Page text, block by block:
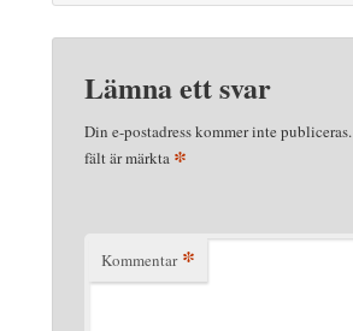
Lämna ett svar
Din e-postadress kommer inte publiceras.
fält är märkta *
Kommentar *